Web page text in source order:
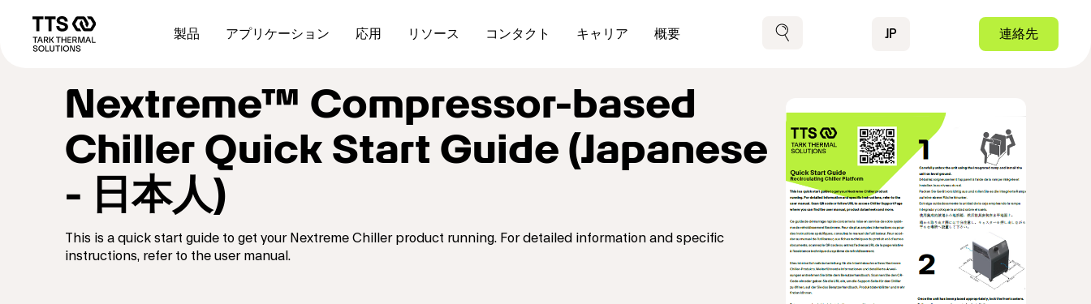
navigation
製品 アプリケーション 応用 リソース コンタクト キャリア 概要 検索 JP Contact
連絡先
Nextreme™ Compressor-based
Chiller Quick Start Guide (Japanese
- 日本人)
This is a quick start guide to get your Nextreme Chiller product running. For detailed information and specific
instructions, refer to the user manual.